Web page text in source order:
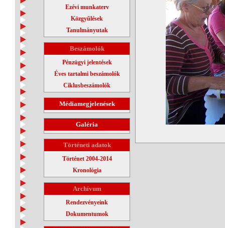
Ezévi munkaterv
Közgyűlések
Tanulmányutak
Beszámolók
Pénzügyi jelentések
Éves tartalmi beszámolók
Ciklusbeszámolók
Médiamegjelenések
Galéria
Történeti adatok
Történet 2004-2014
Kronológia
Archívum
Rendezvényeink
Dokumentumok